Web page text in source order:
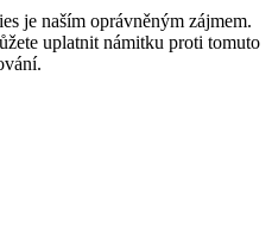
je naším oprávněným zájmem.
uplatnit námitku proti tomuto